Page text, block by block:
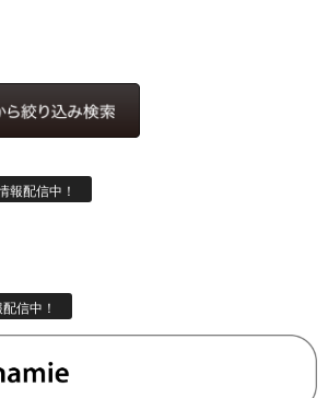
報配信中！
信中！